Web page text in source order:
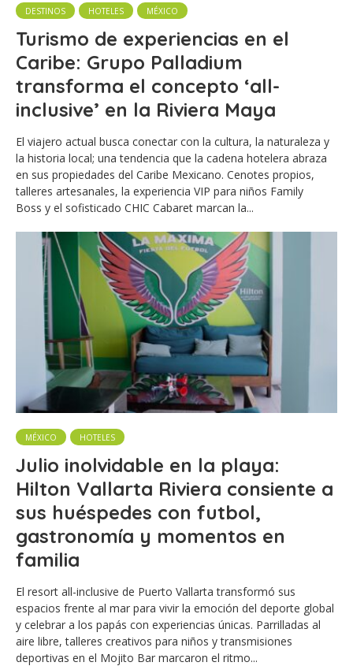
DESTINOS HOTELES MÉXICO
Turismo de experiencias en el
Caribe: Grupo Palladium
transforma el concepto ‘all-
inclusive’ en la Riviera Maya
El viajero actual busca conectar con la cultura, la naturaleza y
la historia local; una tendencia que la cadena hotelera abraza
en sus propiedades del Caribe Mexicano. Cenotes propios,
talleres artesanales, la experiencia VIP para niños Family
Boss y el sofisticado CHIC Cabaret marcan la...
MÉXICO HOTELES
Julio inolvidable en la playa:
Hilton Vallarta Riviera consiente a
sus huéspedes con futbol,
gastronomía y momentos en
familia
El resort all-inclusive de Puerto Vallarta transformó sus
espacios frente al mar para vivir la emoción del deporte global
y celebrar a los papás con experiencias únicas. Parrilladas al
aire libre, talleres creativos para niños y transmisiones
deportivas en el Mojito Bar marcaron el ritmo...